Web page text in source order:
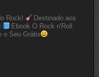
Rock!
Destinado aos
Ebook O Rock n'Roll
o Seu Grátis